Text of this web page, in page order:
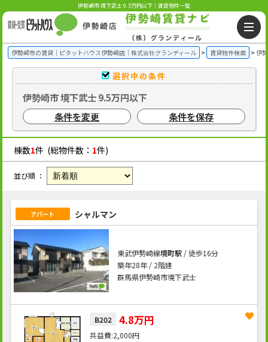
伊勢崎市 境下武士 9.5万円以下｜賃貸物件一覧
伊勢崎市の賃貸｜ピタットハウス伊勢崎店｜株式会社グランディール 賃貸物件検索 伊
選択中の条件
伊勢崎市 境下武士 9.5万円以下
条件を変更
条件を保存
棟数1件 (総物件数： 1件)
並び順 ：
アパート シャルマン
東武伊勢崎線境町駅/ 徒歩16分
築年28年 / 2階建
群馬県伊勢崎市境下武士
B202 4.8万円
2,000円